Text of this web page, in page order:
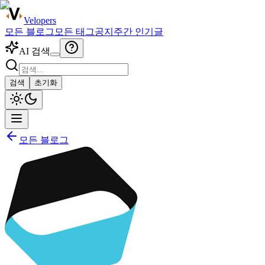
Velopers
모든 블로그 모든 태그공지 주간 인기글
AI 검색
검색 초기화
모든 블로그